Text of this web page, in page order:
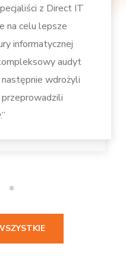
z Direct IT
na celu lepsze
informatycznej
audyt
wdrożyli
przeprowadzili
3